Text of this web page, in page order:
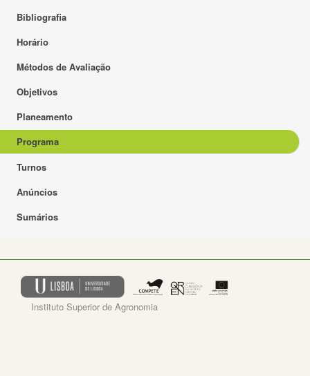
Bibliografia
Horário
Métodos de Avaliação
Objetivos
Planeamento
Programa
Turnos
Anúncios
Sumários
Instituto Superior de Agronomia